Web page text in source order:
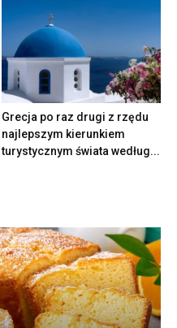
Grecja po raz drugi z rzędu
najlepszym kierunkiem
turystycznym świata według...